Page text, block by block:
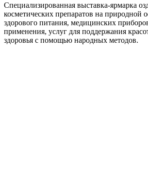
Специализированная выставка-ярмарка
косметических препаратов на природной
здорового питания, медицинских
применения, услуг для поддержания
здоровья с помощью народных методов.